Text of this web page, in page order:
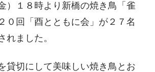
）１８時より新橋の焼き鳥「雀
０回「酉とともに会」が２７名
れました。
貸切にして美味しい焼き鳥とお